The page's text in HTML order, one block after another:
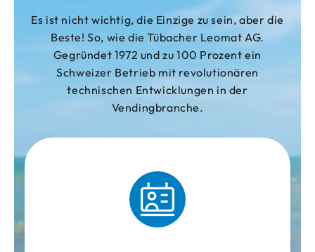
Es ist nicht wichtig, die Einzige zu sein, aber die
Beste! So, wie die Tübacher Leomat AG.
Gegründet 1972 und zu 100 Prozent ein
Schweizer Betrieb mit revolutionären
technischen Entwicklungen in der
Vendingbranche.